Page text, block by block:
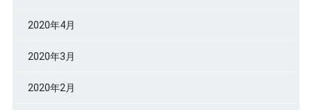
2020年4月
2020年3月
2020年2月